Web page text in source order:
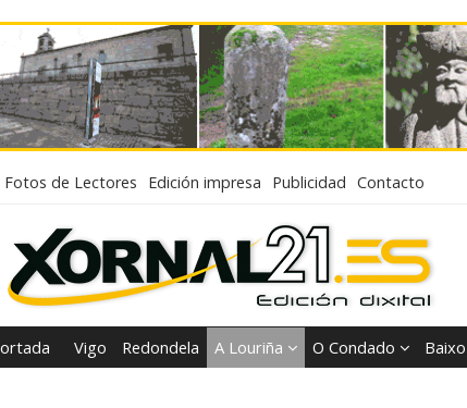
Fotos de Lectores Edición impresa Publicidad Contacto
Vigo Redondela A Louriña O Condado